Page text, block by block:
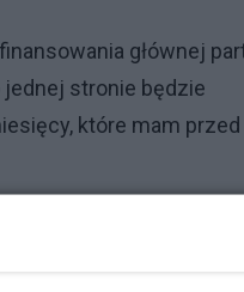
głównej
jednej stronie będzie
które mam
wielu kryteriów.